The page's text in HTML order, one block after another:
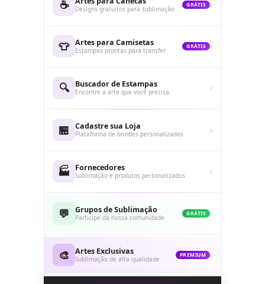
☕ Designs gratuitos para sublimação
GRÁTIS ›
👕 Artes para Camisetas
Estampas prontas para transfer
GRÁTIS ›
🔍 Buscador de Estampas
Encontre a arte que você precisa ›
🏪 Cadastre sua Loja
Plataforma de brindes personalizados ›
🏭 Fornecedores
Sublimação e produtos personalizados ›
💬 Grupos de Sublimação
Participe da nossa comunidade
GRÁTIS ›
🎨 Artes Exclusivas
Sublimação de alta qualidade
PREMIUM ›